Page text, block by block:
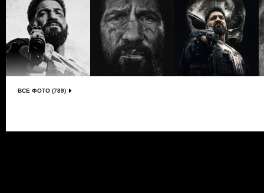
ВСЕ ФОТО (789)